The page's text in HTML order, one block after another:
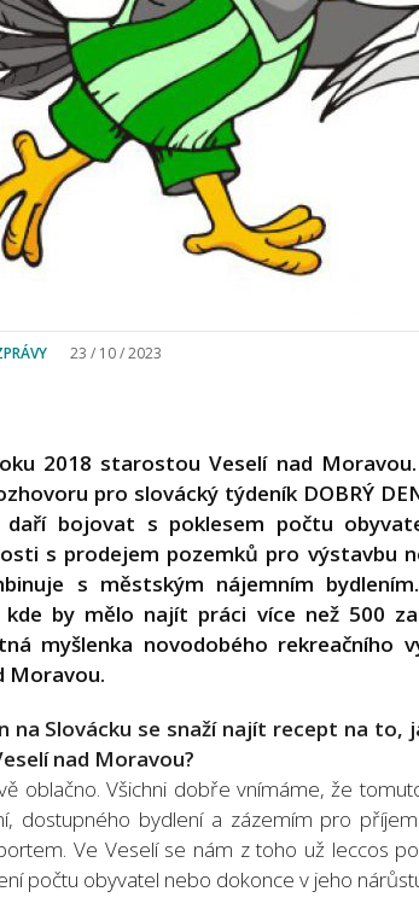
23 / 10 / 2023
2018 starostou Veselí nad
pro slovácký týdeník DOBRÝ
bojovat s poklesem počtu
s prodejem pozemků pro výstavbu
s městským nájemním
kde by mělo najít práci více než 500
myšlenka novodobého rekreačního
Moravou.
na Slovácku se snaží najít recept na to,
nad Moravou?
oblačno. Všichni dobře vnímáme, že
dostupného bydlení a zázemím pro
Ve Veselí se nám z toho už leccos
počtu obyvatel nebo dokonce v jeho